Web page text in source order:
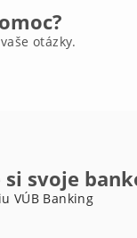
otázky.
svoje
VÚB Banking